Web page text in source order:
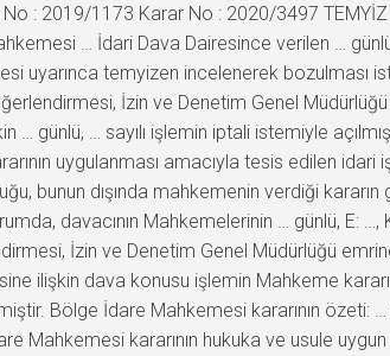
: 2019/1173 Karar No : 2020/3497 TEMYİZ
… İdari Dava Dairesince verilen …
uyarınca temyizen incelenerek bozulması
İzin ve Denetim Genel
… günlü, … sayılı işlemin iptali istemiyle
uygulanması amacıyla tesis edilen
bunun dışında mahkemenin verdiği
davacının Mahkemelerinin … günlü, E:
İzin ve Denetim Genel Müdürlüğü
ilişkin dava konusu işlemin Mahkeme
Bölge İdare Mahkemesi kararının özeti:
Mahkemesi kararının hukuka ve usule